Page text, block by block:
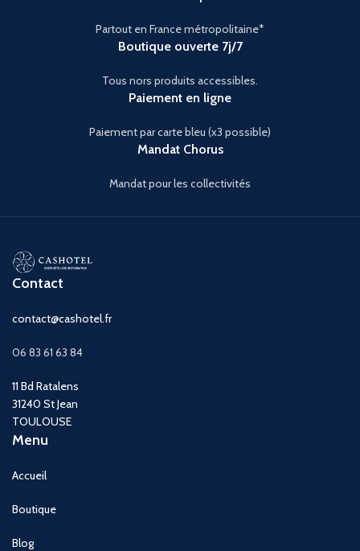
Partout en France métropolitaine*
Boutique ouverte 7j/7
Tous nors produits accessibles.
Paiement en ligne
Paiement par carte bleu (x3 possible)
Mandat Chorus
Mandat pour les collectivités
Contact
contact@cashotel.fr
06 83 61 63 84
11 Bd Ratalens
31240 St Jean
TOULOUSE
Menu
Accueil
Boutique
Blog